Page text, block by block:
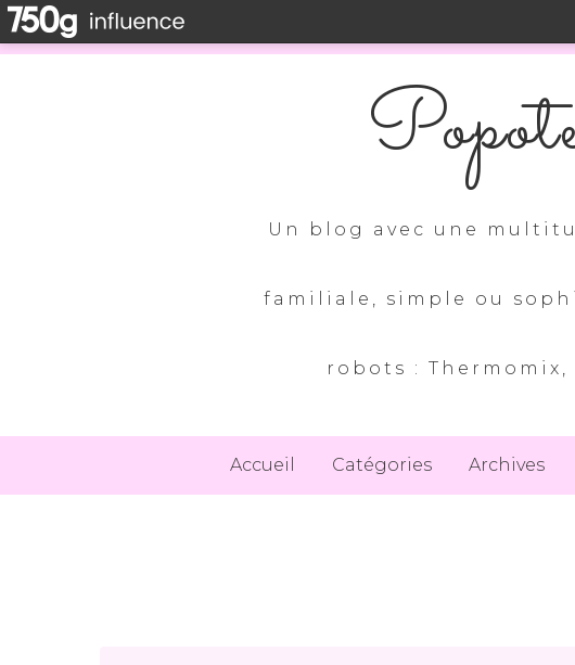
Un blog avec une
familiale, simple ou
robots :
Accueil Catégories Archives